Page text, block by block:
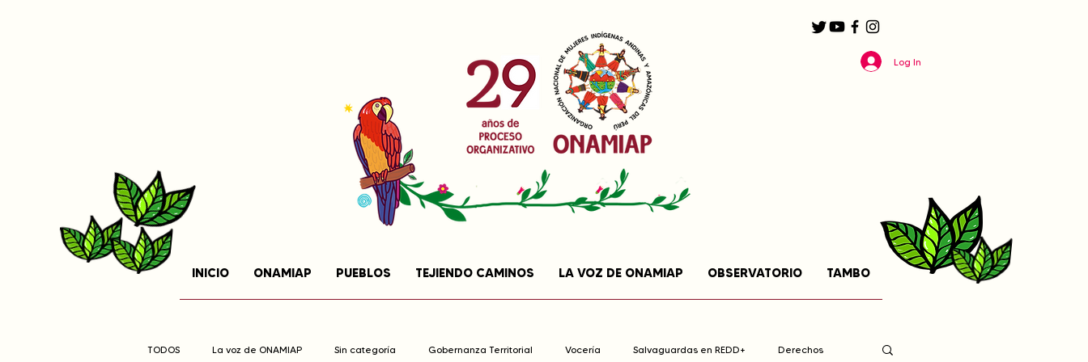
INICIO ONAMIAP PUEBLOS TEJIENDO CAMINOS LA VOZ DE ONAMIAP OBSERVATORIO TAMBO
Log In
TODOS La voz de ONAMIAP Sin categoría Gobernanza Territorial Vocería Salvaguardas en REDD+ Derechos